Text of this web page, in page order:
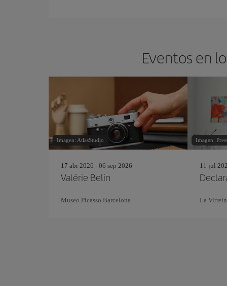
Eventos en
Imagen: AtlasStudio
17 abr 2026 - 06 sep 2026
Valérie Belin
Museo Picasso Barcelona
Imagen:
11 jul
La